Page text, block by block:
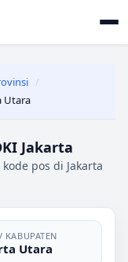
/
Utara
Jakarta
pos di Jakarta
KABUPATEN
Utara